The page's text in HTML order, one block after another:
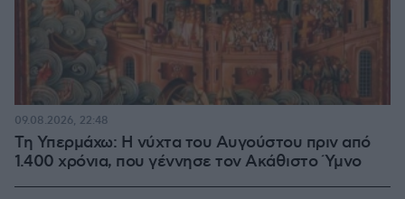
Τη Υπερμάχω: Η νύχτα του Αυγούστου πριν από
1.400 χρόνια, που γέννησε τον Ακάθιστο Ύμνο
09.08.2026, 22:48